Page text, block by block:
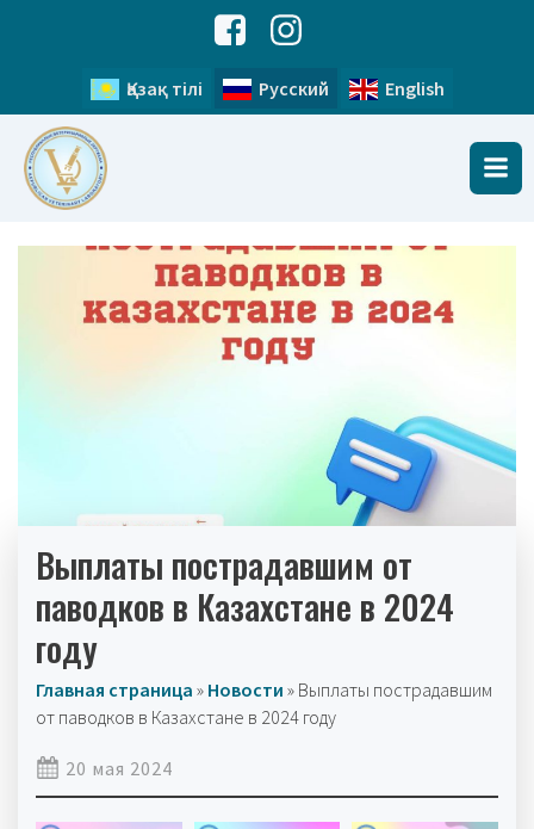
Қазақ тілі Русский English
Выплаты пострадавшим от
паводков в Казахстане в 2024
году
Главная страница » Новости » Выплаты пострадавшим
от паводков в Казахстане в 2024 году
20 мая 2024